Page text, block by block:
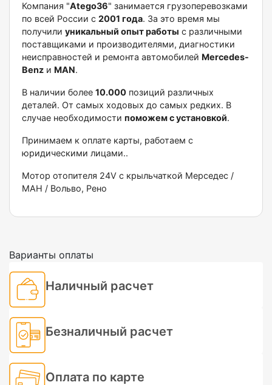
Компания "Аtеgо36" занимается грузоперевозками
по всей России с 2001 года. За это время мы
получили уникальный опыт работы с различными
поставщиками и производителями, диагностики
неисправностей и ремонта автомобилей Меrсеdеs-
Веnz и МАN.
В наличии более 10.000 позиций различных
деталей. От самых ходовых до самых редких. В
случае необходимости поможем с установкой.
Принимаем к оплате карты, работаем с
юридическими лицами..
Мотор отопителя 24V с крыльчаткой Мерседес /
МАН / Вольво, Рено
Варианты оплаты
Наличный расчет
Безналичный расчет
Оплата по карте